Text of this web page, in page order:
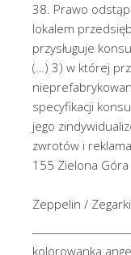
38. Prawo
lokalem
przysługuje
(…) 3) w której
specyfikacji
jego
zwrotów i
155 Zielona Góra
Zeppelin / Zegarki
kolorowanka